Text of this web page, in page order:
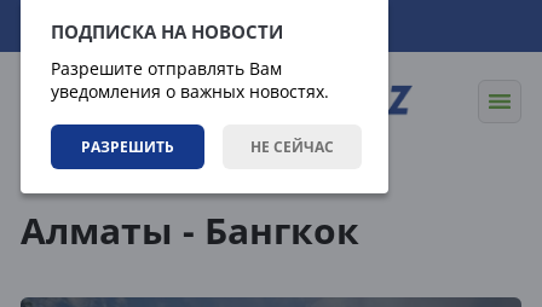
ПОДПИСКА НА НОВОСТИ
Разрешите отправлять Вам
уведомления о важных новостях.
РАЗРЕШИТЬ НЕ СЕЙЧАС
09.08.2026 19:34:06
Алматы - Бангкок